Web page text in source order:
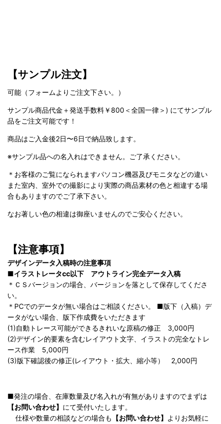
【サンプル注文】
可能（フォームよりご注文下さい。）
サンプル商品代金＋発送手数料￥800＜全国一律＞) にてサンプル
品をご注文可能です！
商品はご入金後2日〜6日で納品致します。
※サンプル品への名入れはできません。ご了承ください。
＊お客様のご覧になられますパソコン機器及びモニタなどの違い
また室内、室外での撮影により実際の商品素材の色と相違する場
合もありますのでご了承下さい。
なお著しい色の相違は御座いませんのでご安心ください。
【注意事項】
デザインデータ入稿時の注意事項
■イラストレータcc以下 アウトライン完全データ入稿
＊ＣＳバージョンの場合、バージョンを落として保存してくださ
い。
＊PCでのデータが無い場合はご相談ください。 ■版下（入稿）デ
ータがない場合、版下作成費をいただきます
(1)自動トレース可能ができるきれいな原稿の修正 3,000円
(2)デザイン的要素を含むレイアウト文字、イラストの完全なトレ
ース作業 5,000円
(3)版下確認後の修正(レイアウト・拡大、縮小等） 2,000円
■発注の場合、在庫数量及び名入れが有無がありますのでまずは
【お問い合わせ】 にて受付いたします。
仕様や数量の相談などの場合も
【お問い合わせ】
よりお気軽に